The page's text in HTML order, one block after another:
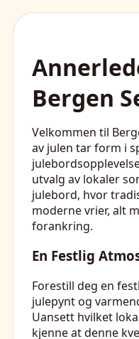
Bergen
Velkommen til
av julen tar form i
utvalg av lokaler
julebord, hvor
moderne vrier, alt
forankring.
En Festlig
Forestill deg en
julepynt og
Uansett hvilket
kjenne at denne